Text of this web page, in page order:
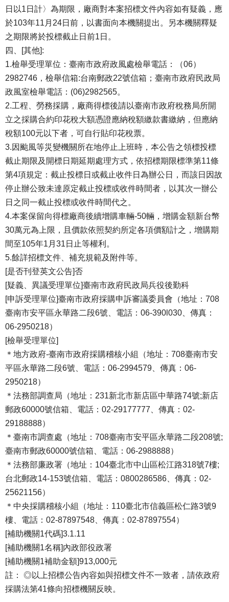
日以1日計〉為期限，廠商對本案招標文件內容如有疑義，應
於103年11月24日前，以書面向本機關提出。另本機關釋疑
之期限將於投標截止日前1日。
四、[其他]:
1.檢舉受理單位：臺南市政府政風處檢舉電話：（06）
2982746，檢舉信箱:台南郵政22號信箱；臺南市政府民政局
政風室檢舉電話：(06)2982565。
2.工程、勞務採購，廠商得標後請以臺南市政府稅務局所開
立之採購合約印花稅大額憑證應納稅額繳款書繳納，但應納
稅額100元以下者，可自行貼印花稅票。
3.因颱風等災變機關所在地停止上班時，本公告之領標投標
截止期限及開標日期延期處理方式，依招標期限標準第11條
第4項規定：截止投標日或截止收件日為辦公日，而該日因故
停止辦公致未達原定截止投標或收件時間者，以其次一辦公
日之同一截止投標或收件時間代之。
4.本案保留向得標廠商後續增購車輛-50輛，增購金額新台幣
30萬元為上限，且價款依照契約所定各項價額計之，增購期
間至105年1月31日止等權利。
5.餘詳招標文件、補充規範及附件等。
[是否刊登英文公告]否
[疑義、異議受理單位]臺南市政府民政局兵役後勤科
[申訴受理單位]臺南市政府採購申訴審議委員會（地址：708
臺南市安平區永華路二段6號、電話：06-390l030、傳真：
06-2950218）
[檢舉受理單位]
＊地方政府-臺南市政府採購稽核小組（地址：708臺南市安
平區永華路二段6號、電話：06-2994579、傳真：06-
2950218）
＊法務部調查局（地址：231新北市新店區中華路74號;新店
郵政60000號信箱、電話：02-29177777、傳真：02-
29188888）
＊臺南市調查處（地址：708臺南市安平區永華路二段208號;
臺南市郵政60000號信箱、電話：06-2988888）
＊法務部廉政署（地址：104臺北市中山區松江路318號7樓;
台北郵政14-153號信箱、電話：0800286586、傳真：02-
25621156）
＊中央採購稽核小組（地址：110臺北市信義區松仁路3號9
樓、電話：02-87897548、傳真：02-87897554）
[補助機關1代碼]3.1.11
[補助機關1名稱]內政部役政署
[補助機關1補助金額]913,000元
註： ◎以上招標公告內容如與招標文件不一致者，請依政府
採購法第41條向招標機關反映。